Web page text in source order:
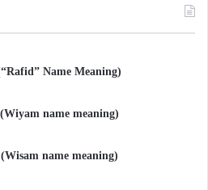
(“Rafid” Name Meaning)
(Wiyam name meaning)
(Wisam name meaning)